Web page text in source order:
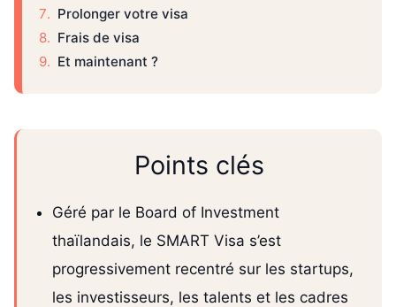
Prolonger votre visa
Frais de visa
Et maintenant ?
Points clés
Géré par le Board of Investment
thaïlandais, le SMART Visa s’est
progressivement recentré sur les startups,
les investisseurs, les talents et les cadres